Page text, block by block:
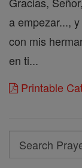
a empezar...,
con mis
en ti...
Printable
Search
Search